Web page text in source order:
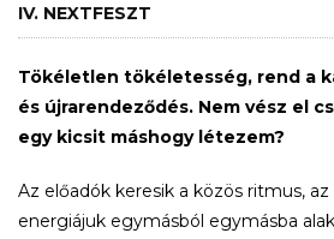
IV. NEXTFESZT
Tökéletlen tökéletesség, rend a
és újrarendeződés. Nem vész el
egy kicsit máshogy létezem?
Az előadók keresik a közös ritmus,
energiájuk egymásból egymásba